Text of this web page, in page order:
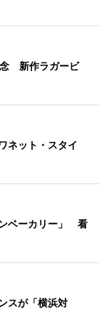
念 新作ラガービ
ネット・スタイ
ベーカリー」 看
スが「横浜対